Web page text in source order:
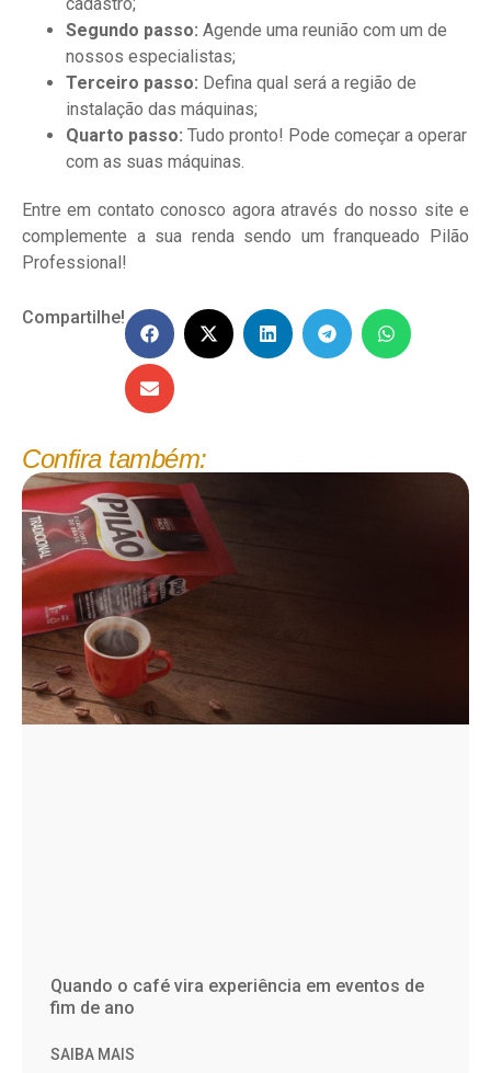
Segundo passo: Agende uma reunião com um de
nossos especialistas;
Terceiro passo: Defina qual será a região de
instalação das máquinas;
Quarto passo: Tudo pronto! Pode começar a operar
com as suas máquinas.
Entre em contato conosco agora através do nosso site e
complemente a sua renda sendo um franqueado Pilão
Professional!
Compartilhe!
Confira também:
Quando o café vira experiência em eventos de
fim de ano
SAIBA MAIS